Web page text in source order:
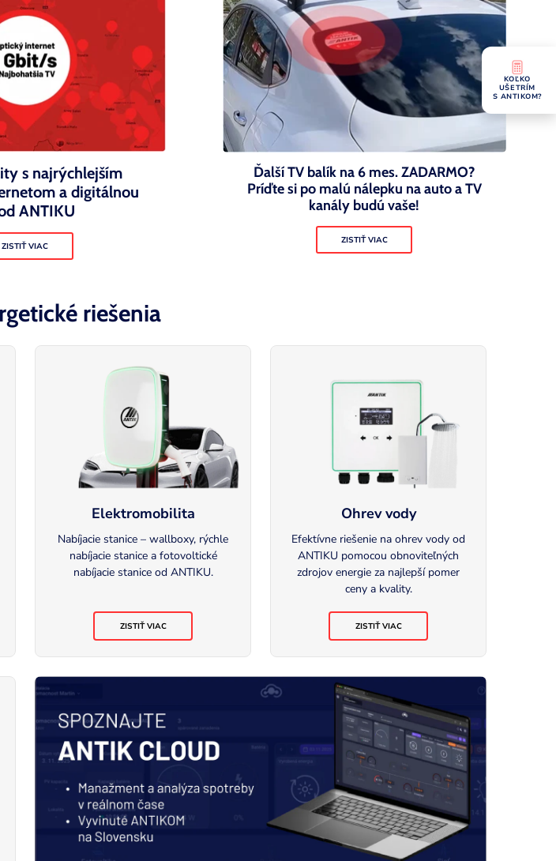
KOĽKO
UŠETRÍM
S ANTIKOM?
s najrýchlejším
a digitálnou
ANTIKU
ZISTIŤ VIAC
Ďalší TV balík na 6 mes. ZADARMO?
Príďte si po malú nálepku na auto a TV
kanály budú vaše!
ZISTIŤ VIAC
riešenia
Elektromobilita
Nabíjacie stanice – wallboxy, rýchle
nabíjacie stanice a fotovoltické
nabíjacie stanice od ANTIKU.
ZISTIŤ VIAC
Ohrev vody
Efektívne riešenie na ohrev vody od
ANTIKU pomocou obnoviteľných
zdrojov energie za najlepší pomer
ceny a kvality.
ZISTIŤ VIAC